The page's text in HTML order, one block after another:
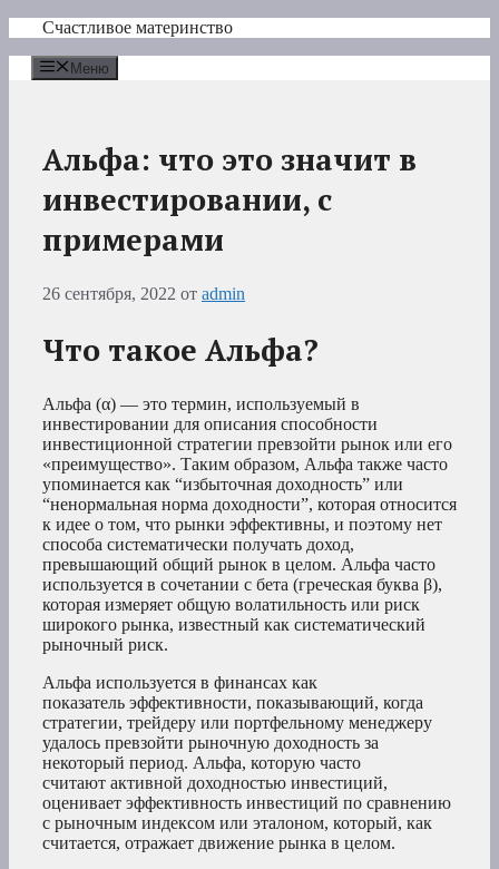
Перейти
содержимому
Счастливое материнство
Меню
Альфа: что это значит в
инвестировании, с
примерами
26 сентября, 2022 от admin
Что такое Альфа?
Альфа (α) — это термин, используемый в
инвестировании для описания способности
инвестиционной стратегии превзойти рынок или его
«преимущество». Таким образом, Альфа также часто
упоминается как “избыточная доходность” или
“ненормальная норма доходности”, которая относится
к идее о том, что рынки эффективны, и поэтому нет
способа систематически получать доход,
превышающий общий рынок в целом. Альфа часто
используется в сочетании с бета (греческая буква β),
которая измеряет общую волатильность или риск
широкого рынка, известный как систематический
рыночный риск.
Альфа используется в финансах как
показатель эффективности, показывающий, когда
стратегии, трейдеру или портфельному менеджеру
удалось превзойти рыночную доходность за
некоторый период. Альфа, которую часто
считают активной доходностью инвестиций,
оценивает эффективность инвестиций по сравнению
с рыночным индексом или эталоном, который, как
считается, отражает движение рынка в целом.